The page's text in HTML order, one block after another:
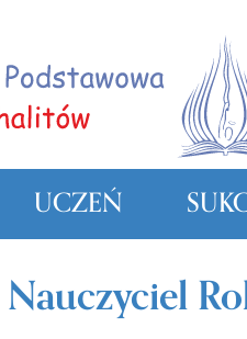
UCZEŃ
Nauczyciel